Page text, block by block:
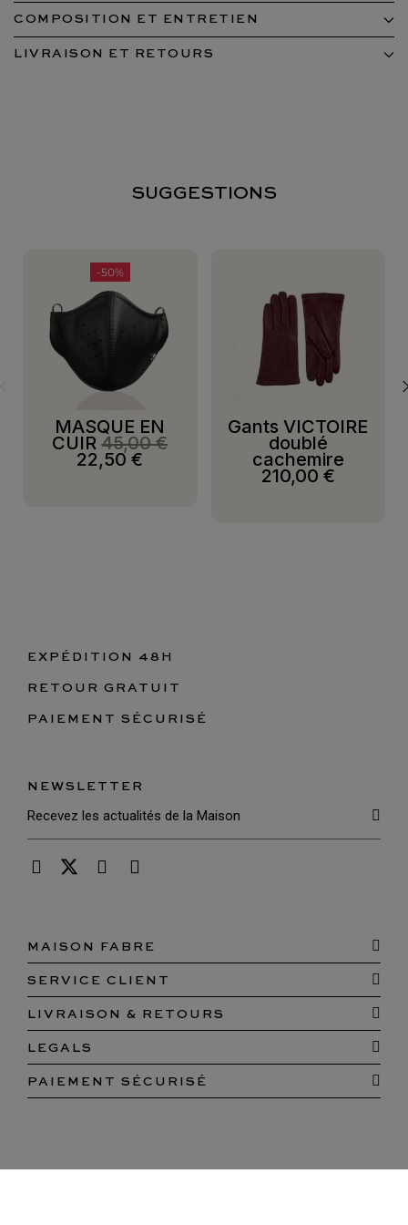
COMPOSITION ET ENTRETIEN
LIVRAISON ET RETOURS
SUGGESTIONS
-50%
MASQUE EN
CUIR45,00 €
22,50 €
Gants VICTOIRE
doublé
cachemire
210,00 €
EXPÉDITION 48H
RETOUR GRATUIT
PAIEMENT SÉCURISÉ
NEWSLETTER
MAISON FABRE
SERVICE CLIENT
LIVRAISON & RETOURS
LEGALS
PAIEMENT SÉCURISÉ